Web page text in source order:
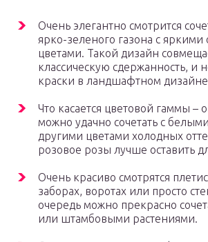
Очень элегантно смотрится
ярко-зеленого газона с
цветами. Такой дизайн
классическую сдержанность, и
краски в ландшафтном
Что касается цветовой гаммы –
можно удачно сочетать с
другими цветами холодных
розовое розы лучше оставить
Очень красиво смотрятся
заборах, воротах или просто
очередь можно прекрасно
или штамбовыми растениями.